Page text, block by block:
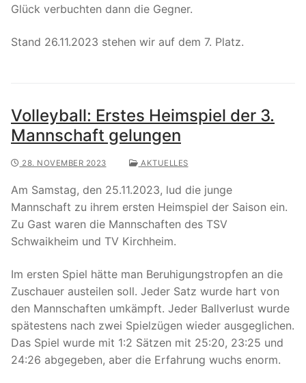
Glück verbuchten dann die Gegner.
Stand 26.11.2023 stehen wir auf dem 7. Platz.
Volleyball: Erstes Heimspiel der 3.
Mannschaft gelungen
28. NOVEMBER 2023 AKTUELLES
Am Samstag, den 25.11.2023, lud die junge
Mannschaft zu ihrem ersten Heimspiel der Saison ein.
Zu Gast waren die Mannschaften des TSV
Schwaikheim und TV Kirchheim.
Im ersten Spiel hätte man Beruhigungstropfen an die
Zuschauer austeilen soll. Jeder Satz wurde hart von
den Mannschaften umkämpft. Jeder Ballverlust wurde
spätestens nach zwei Spielzügen wieder ausgeglichen.
Das Spiel wurde mit 1:2 Sätzen mit 25:20, 23:25 und
24:26 abgegeben, aber die Erfahrung wuchs enorm.